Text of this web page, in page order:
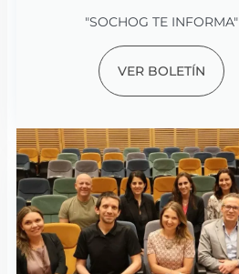
"SOCHOG TE INFORMA"
VER BOLETÍN